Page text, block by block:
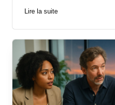
Lire la suite